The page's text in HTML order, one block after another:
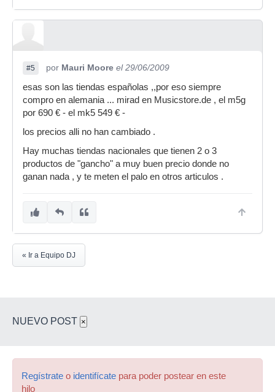
#5 por Mauri Moore el 29/06/2009
esas son las tiendas españolas ,,por eso siempre
compro en alemania ... mirad en Musicstore.de , el m5g
por 690 € - el mk5 549 € -
los precios alli no han cambiado .
Hay muchas tiendas nacionales que tienen 2 o 3
productos de "gancho" a muy buen precio donde no
ganan nada , y te meten el palo en otros articulos .
« Ir a Equipo DJ
NUEVO POST ×
Regístrate o identifícate para poder postear en este
hilo